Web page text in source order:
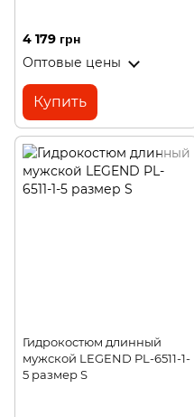
4 179 грн
Оптовые цены
Купить
Гидрокостюм длинный
мужской LEGEND PL-6511-1-
5 размер S